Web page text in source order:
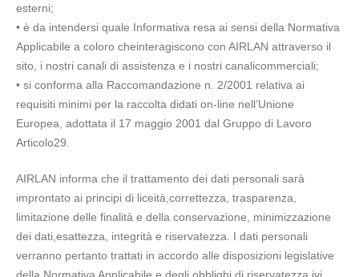
esterni;
• è da intendersi quale Informativa resa ai sensi della Normativa
Applicabile a coloro cheinteragiscono con AIRLAN attraverso il
sito, i nostri canali di assistenza e i nostri canalicommerciali;
• si conforma alla Raccomandazione n. 2/2001 relativa ai
requisiti minimi per la raccolta didati on-line nell’Unione
Europea, adottata il 17 maggio 2001 dal Gruppo di Lavoro
Articolo29.
AIRLAN informa che il trattamento dei dati personali sarà
improntato ai principi di liceità,correttezza, trasparenza,
limitazione delle finalità e della conservazione, minimizzazione
dei dati,esattezza, integrità e riservatezza. I dati personali
verranno pertanto trattati in accordo alle disposizioni legislative
della Normativa Applicabile e degli obblighi di riservatezza ivi